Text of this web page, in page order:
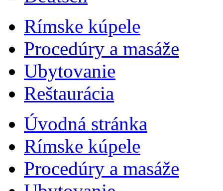
Rímske kúpele
Procedúry a masáže
Ubytovanie
Reštaurácia
Úvodná stránka
Rímske kúpele
Procedúry a masáže